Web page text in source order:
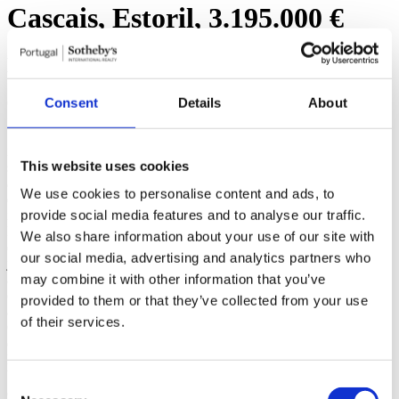
Consent Details About
This website uses cookies
We use cookies to personalise content and ads, to
provide social media features and to analyse our traffic.
We also share information about your use of our site with
our social media, advertising and analytics partners who
may combine it with other information that you’ve
provided to them or that they’ve collected from your use
of their services.
Cascais, Estoril, 3.195.000 €
Moradia 5 Quartos (ref: 102260017)
Contactar
segurança permanente e amplas zonas de jardim. Com 442m² de
distribui-se harmoniosamente por três pisos e cave, com elevador
interno.
No piso térreo encontra-se uma sala de estar muito espaçosa, com
dois ambientes, sala de estar e sala de jantar, com lareira e com
janelas com acesso ao terraço e jardim, proporcionando um
ambiente luminoso e acolhedor. A cozinha, totalmente equipada,
com area de refeições integrada, complementa este piso, onde existe
ainda um lavabo social e o hall de entrada.
O primeiro piso é composto por três suites, todos com armários
No segundo piso encontra-se a master suite com closet e casa de